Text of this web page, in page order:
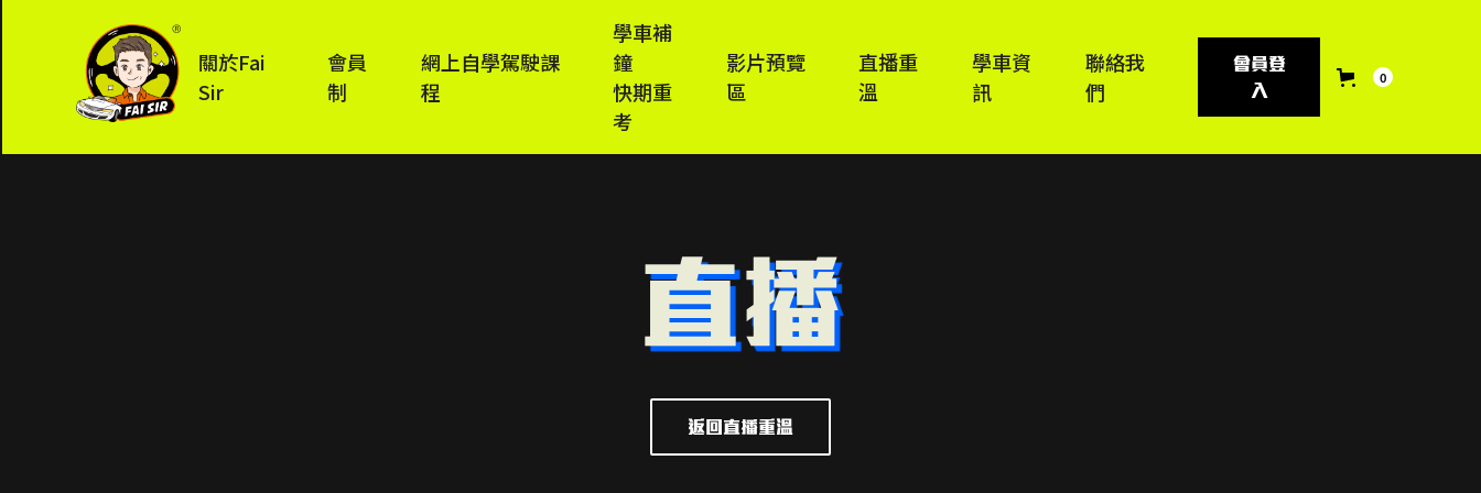
關於Fai
Sir
會員
制
網上自學駕駛課
程
學車補
鐘
快期重
考
影片預覽
區
直播重
溫
學車資
訊
聯絡我
們
會員登
入
0
直播
返回直播重溫